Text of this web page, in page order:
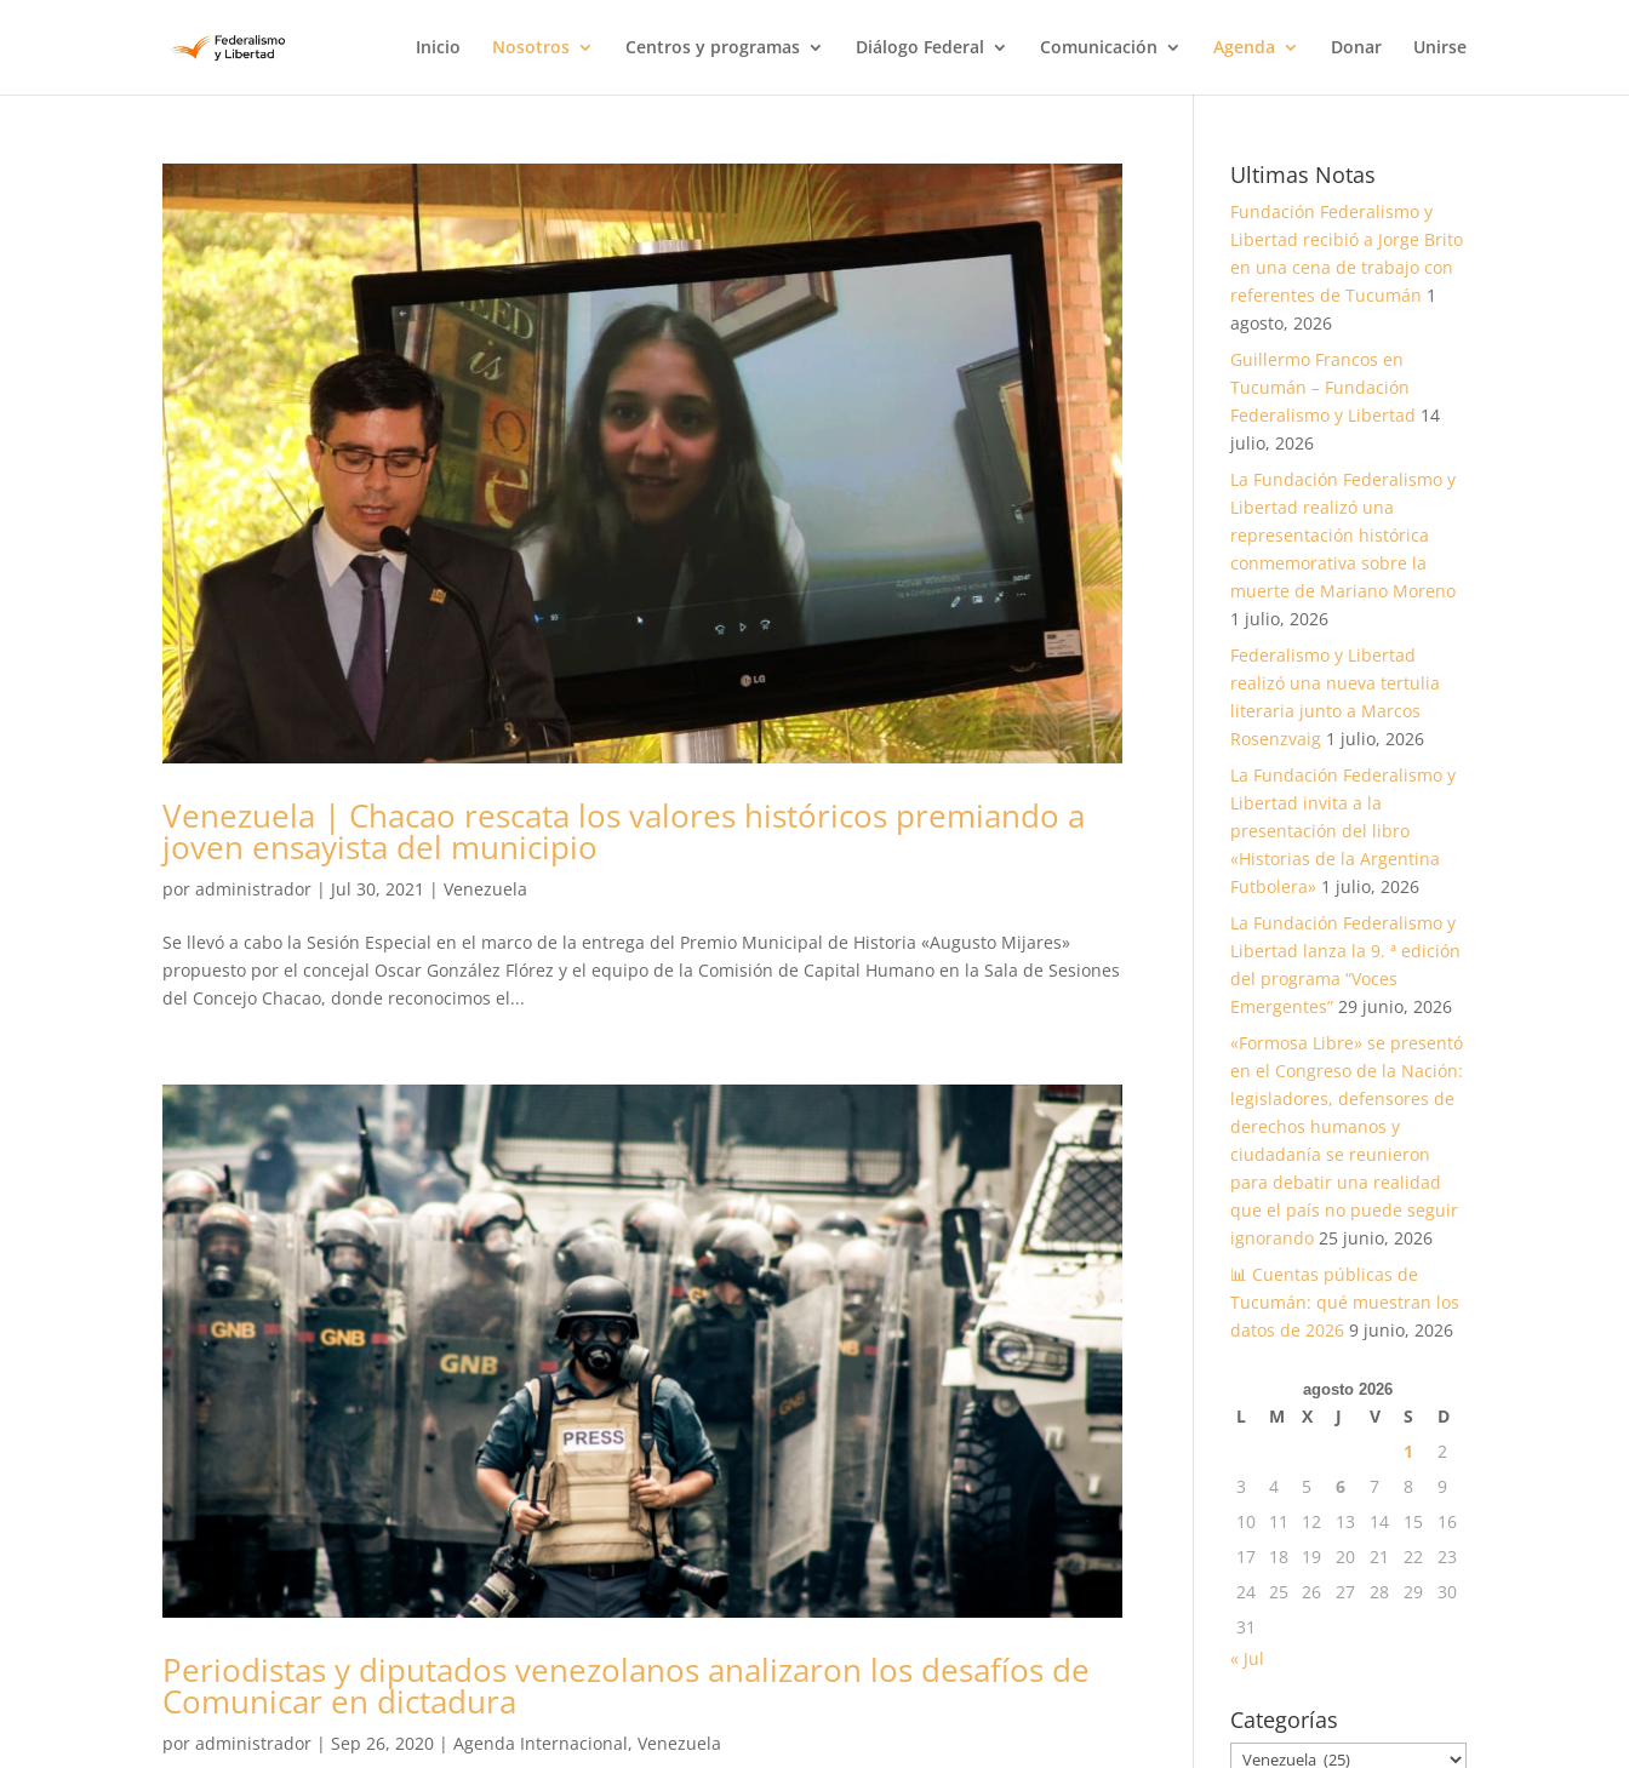
Inicio Nosotros Centros y programas Diálogo Federal Comunicación Agenda Donar Unirse
Venezuela | Chacao rescata los valores históricos premiando a
joven ensayista del municipio
poradministrador | Jul 30, 2021 |Venezuela
Se llevó a cabo la Sesión Especial en el marco de la entrega del Premio Municipal de Historia «Augusto Mijares»
propuesto por el concejal Oscar González Flórez y el equipo de la Comisión de Capital Humano en la Sala de Sesiones
del Concejo Chacao, donde reconocimos el...
Periodistas y diputados venezolanos analizaron los desafíos de
Comunicar en dictadura
poradministrador |Sep 26, 2020 |Agenda Internacional,Venezuela
Ultimas Notas
Fundación Federalismo y
Libertad recibió a Jorge Brito
en una cena de trabajo con
referentes de Tucumán 1
agosto, 2026
Guillermo Francos en
Tucumán – Fundación
Federalismo y Libertad 14
julio, 2026
La Fundación Federalismo y
Libertad realizó una
representación histórica
conmemorativa sobre la
muerte de Mariano Moreno
1 julio, 2026
Federalismo y Libertad
realizó una nueva tertulia
literaria junto a Marcos
Rosenzvaig 1 julio, 2026
La Fundación Federalismo y
Libertad invita a la
presentación del libro
«Historias de la Argentina
Futbolera» 1 julio, 2026
La Fundación Federalismo y
Libertad lanza la 9. ª edición
del programa “Voces
Emergentes” 29 junio, 2026
«Formosa Libre» se presentó
en el Congreso de la Nación:
legisladores, defensores de
derechos humanos y
ciudadanía se reunieron
para debatir una realidad
que el país no puede seguir
ignorando 25 junio, 2026
📊 Cuentas públicas de
Tucumán: qué muestran los
datos de 2026 9 junio, 2026
agosto 2026
L M X J V S
D
1
2
3
4 5 6 7 8
9
10
11 12 13 14 15
16
17
18 19 20 21 22
23
24 25 26 27 28 29
30
31
« Jul
Categorías
Categorías